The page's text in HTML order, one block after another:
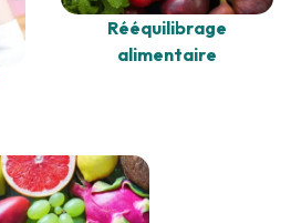
Rééquilibrage
alimentaire